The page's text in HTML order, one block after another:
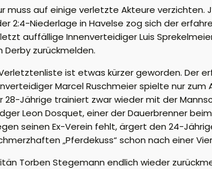
muss auf einige verletzte Akteure
2:4-Niederlage in Havelse zog sich der
auffällige Innenverteidiger Luis
zurückmelden.
ist etwas kürzer geworden. Der
Marcel Ruschmeier spielte nur
28-Jährige trainiert zwar wieder mit der
Leon Dosquet, einer der Dauerbrenner
seinen Ex-Verein fehlt, ärgert den 24-
„Pferdekuss“ schon nach einer
Torben Stegemann endlich wieder